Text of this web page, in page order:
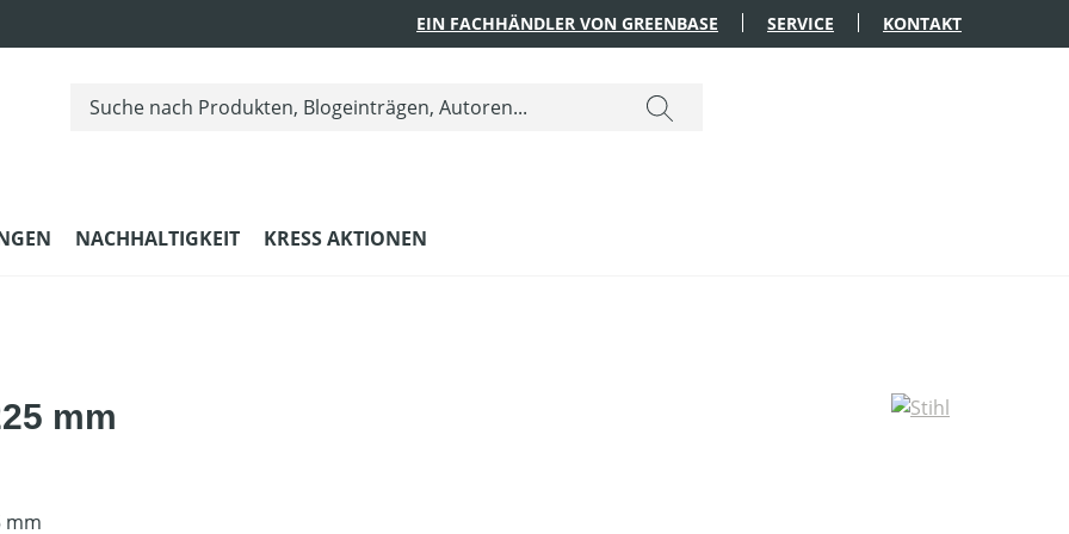
EIN FACHHÄNDLER VON GREENBASE SERVICE KONTAKT
NACHHALTIGKEIT KRESS AKTIONEN
mm